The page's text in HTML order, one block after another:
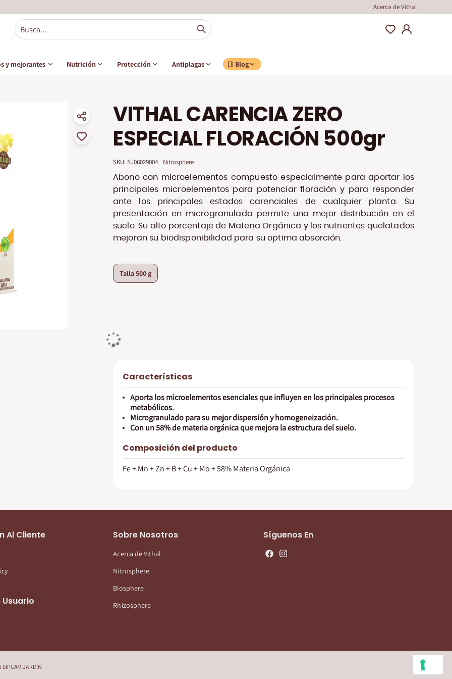
Acerca de Vithal
y mejorantes Nutrición Protección Antiplagas Blog
VITHAL CARENCIA ZERO
ESPECIAL FLORACIÓN 500gr
SKU: SJ06029004 Nitrosphere
Abono con microelementos compuesto especialmente para aportar los
principales microelementos para potenciar floración y para responder
ante los principales estados carenciales de cualquier planta. Su
presentación en microgranulada permite una mejor distribución en el
suelo. Su alto porcentaje de Materia Orgánica y los nutrientes quelatados
mejoran su biodisponibilidad para su optima absorción.
Talla500 g
Características
Aporta los microelementos esenciales que influyen en los principales procesos
metabólicos.
Microgranulado para su mejor dispersión y homogeneización.
Con un 58% de materia orgánica que mejora la estructura del suelo.
Composición del producto
Fe + Mn + Zn + B + Cu + Mo + 58% Materia Orgánica
Al Cliente
Usuario
Sobre Nosotros
Acerca de Vithal
Nitrosphere
Biosphere
Rhizosphere
Síguenos En
JARDÍN